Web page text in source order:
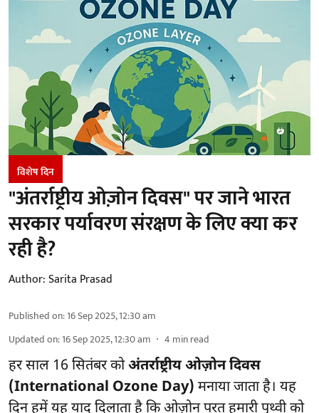
विशेष दिन
"अंतर्राष्ट्रीय ओज़ोन दिवस" पर जाने भारत
सरकार पर्यावरण संरक्षण के लिए क्या कर
रही है?
Author:Sarita Prasad
Published on:16 Sep 2025, 12:30 am
Updated on:16 Sep 2025, 12:30 am 4 min read
हर साल 16 सितंबर कोअंतर्राष्ट्रीय ओज़ोन दिवस
(International Ozone Day) मनाया जाता है। यह
दिन हमें यह याद दिलाता है कि ओज़ोन परत हमारी पृथ्वी को